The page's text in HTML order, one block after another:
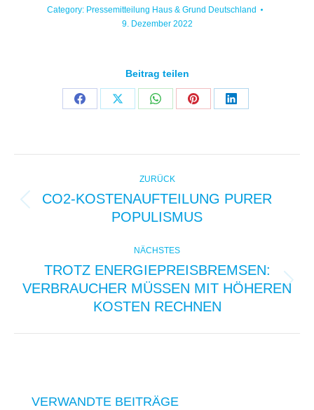
Category: Pressemitteilung Haus & Grund Deutschland
9. Dezember 2022
Beitrag teilen
Share
Share
Share
Share
Share
ZURÜCK
Vorheriger
Beitrag:
CO2-KOSTENAUFTEILUNG PURER
POPULISMUS
NÄCHSTES
Nächster
Beitrag:
TROTZ ENERGIEPREISBREMSEN:
VERBRAUCHER MÜSSEN MIT HÖHEREN
KOSTEN RECHNEN
VERWANDTE BEITRÄGE